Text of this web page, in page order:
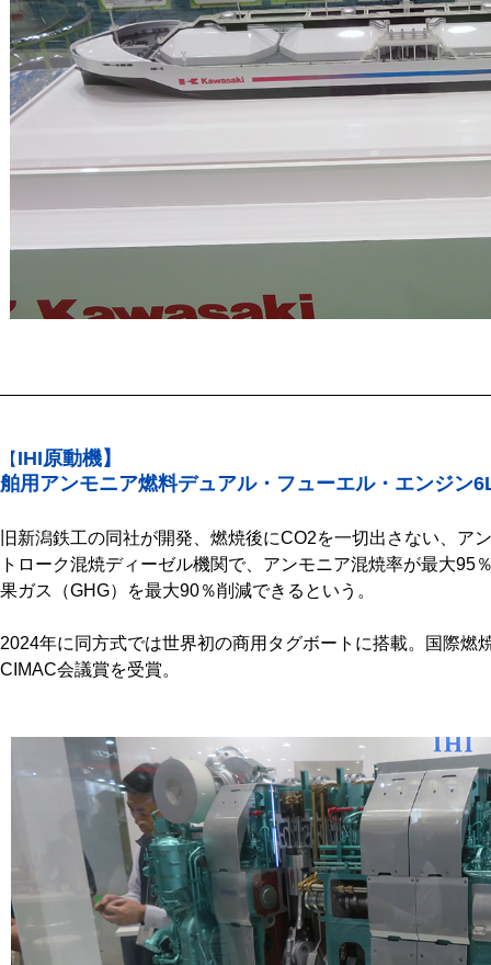
【 IHI原動機】
舶用アンモニア燃料デュアル・フューエル・エンジン
旧新潟鉄工の同社が開発、燃焼後にCO2を一切出さない、ア
トローク混焼ディーゼル機関で、アンモニア混焼率が最大95
果ガス（GHG）を最大90％削減できるという。
2024年に同方式では世界初の商用タグボートに搭載。国際燃
CIMAC会議賞を受賞。